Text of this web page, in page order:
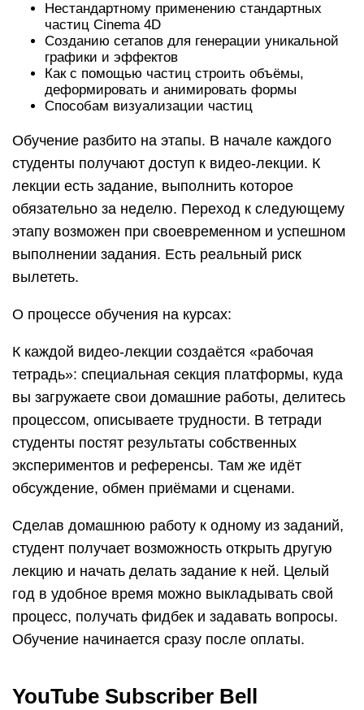
Нестандартному применению стандартных
частиц Cinema 4D
Созданию сетапов для генерации уникальной
графики и эффектов
Как с помощью частиц строить объёмы,
деформировать и анимировать формы
Способам визуализации частиц
Обучение разбито на этапы. В начале каждого
студенты получают доступ к видео-лекции. К
лекции есть задание, выполнить которое
обязательно за неделю. Переход к следующему
этапу возможен при своевременном и успешном
выполнении задания. Есть реальный риск
вылететь.
О процессе обучения на курсах:
К каждой видео-лекции создаётся «рабочая
тетрадь»: специальная секция платформы, куда
вы загружаете свои домашние работы, делитесь
процессом, описываете трудности. В тетради
студенты постят результаты собственных
экспериментов и референсы. Там же идёт
обсуждение, обмен приёмами и сценами.
Сделав домашнюю работу к одному из заданий,
студент получает возможность открыть другую
лекцию и начать делать задание к ней. Целый
год в удобное время можно выкладывать свой
процесс, получать фидбек и задавать вопросы.
Обучение начинается сразу после оплаты.
YouTube Subscriber Bell